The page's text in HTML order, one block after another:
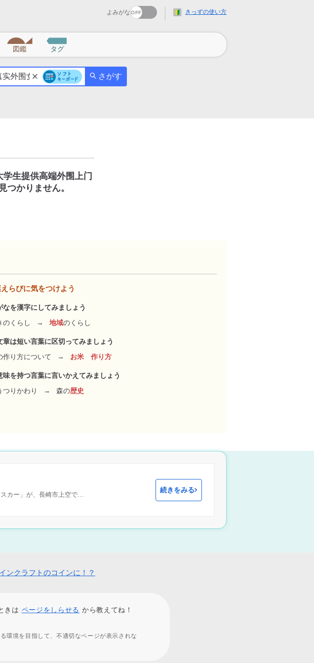
よみがな きっずの使い方
図鑑 タグ
さがす
生提供高端外围上门
つかりません。
らびに気をつけよう
なを漢字にしてみましょう
のくらし
→ 地域のくらし
章は短い言葉に区切ってみましょう
作り方について
→ お米 作り方
味を持つ言葉に言いかえてみましょう
つりかわり
→ 森の歴史
カー」が、長崎市上空で…
続きをみる
ンクラフトのコインに！？
きは ページをしらせる から教えてね！
環境を目指して、不適切なページが表示されな